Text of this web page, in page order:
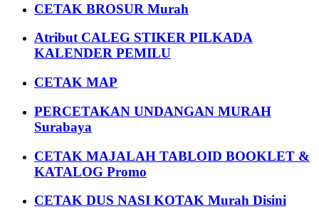
CETAK BROSUR Murah
Atribut CALEG STIKER PILKADA
KALENDER PEMILU
CETAK MAP
PERCETAKAN UNDANGAN MURAH
Surabaya
CETAK MAJALAH TABLOID BOOKLET &
KATALOG Promo
CETAK DUS NASI KOTAK Murah Disini